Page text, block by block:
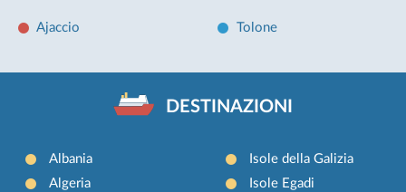
Ajaccio Tolone
DESTINAZIONI
Albania
Algeria
Isole della Galizia
Isole Egadi